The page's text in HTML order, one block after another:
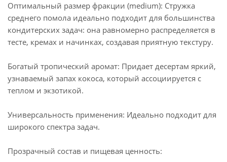
Оптимальный размер фракции (medium): Стружка
среднего помола идеально подходит для большинства
кондитерских задач: она равномерно распределяется в
тесте, кремах и начинках, создавая приятную текстуру.
Богатый тропический аромат: Придает десертам яркий,
узнаваемый запах кокоса, который ассоциируется с
теплом и экзотикой.
Универсальность применения: Идеально подходит для
широкого спектра задач.
Прозрачный состав и пищевая ценность: